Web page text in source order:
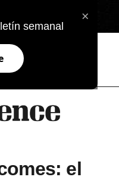
×
semanal
el